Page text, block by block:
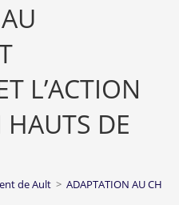
L’ACTION
DE
de Ault > ADAPTATION AU